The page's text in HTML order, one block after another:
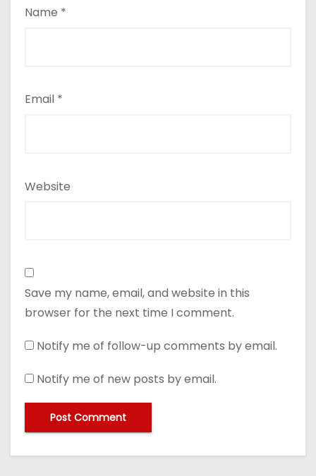
Name *
Email *
Website
Save my name, email, and website in this
browser for the next time I comment.
Notify me of follow-up comments by email.
Notify me of new posts by email.